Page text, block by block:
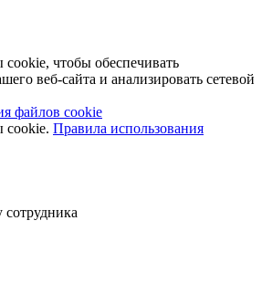
чтобы обеспечивать
веб-сайта и анализировать сетевой
файлов cookie
cookie. Правила использования